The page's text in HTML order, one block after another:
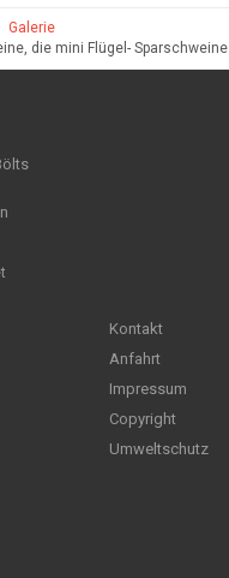
Galerie
die mini Flügel- Sparschweine
Kontakt
Anfahrt
Impressum
Copyright
Umweltschutz